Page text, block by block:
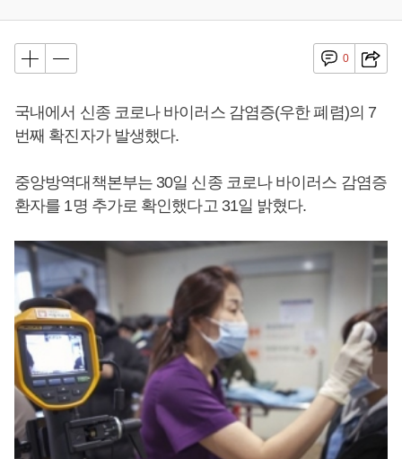
0
국내에서 신종 코로나 바이러스 감염증(우한 폐렴)의 7
번째 확진자가 발생했다.
중앙방역대책본부는 30일 신종 코로나 바이러스 감염증
환자를 1명 추가로 확인했다고 31일 밝혔다.